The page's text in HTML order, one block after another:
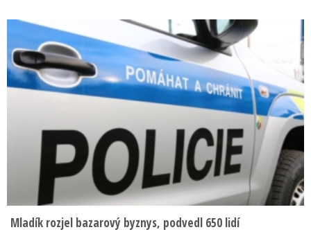
Mladík rozjel bazarový byznys, podvedl 650 lidí